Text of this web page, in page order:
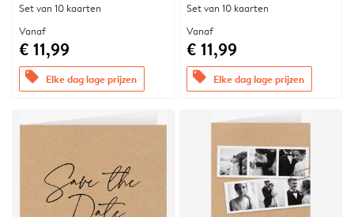
Set van 10 kaarten
Vanaf
€ 11,99
offers Elke dag lage prijzen
Set van 10 kaarten
Vanaf
€ 11,99
offers Elke dag lage prijzen